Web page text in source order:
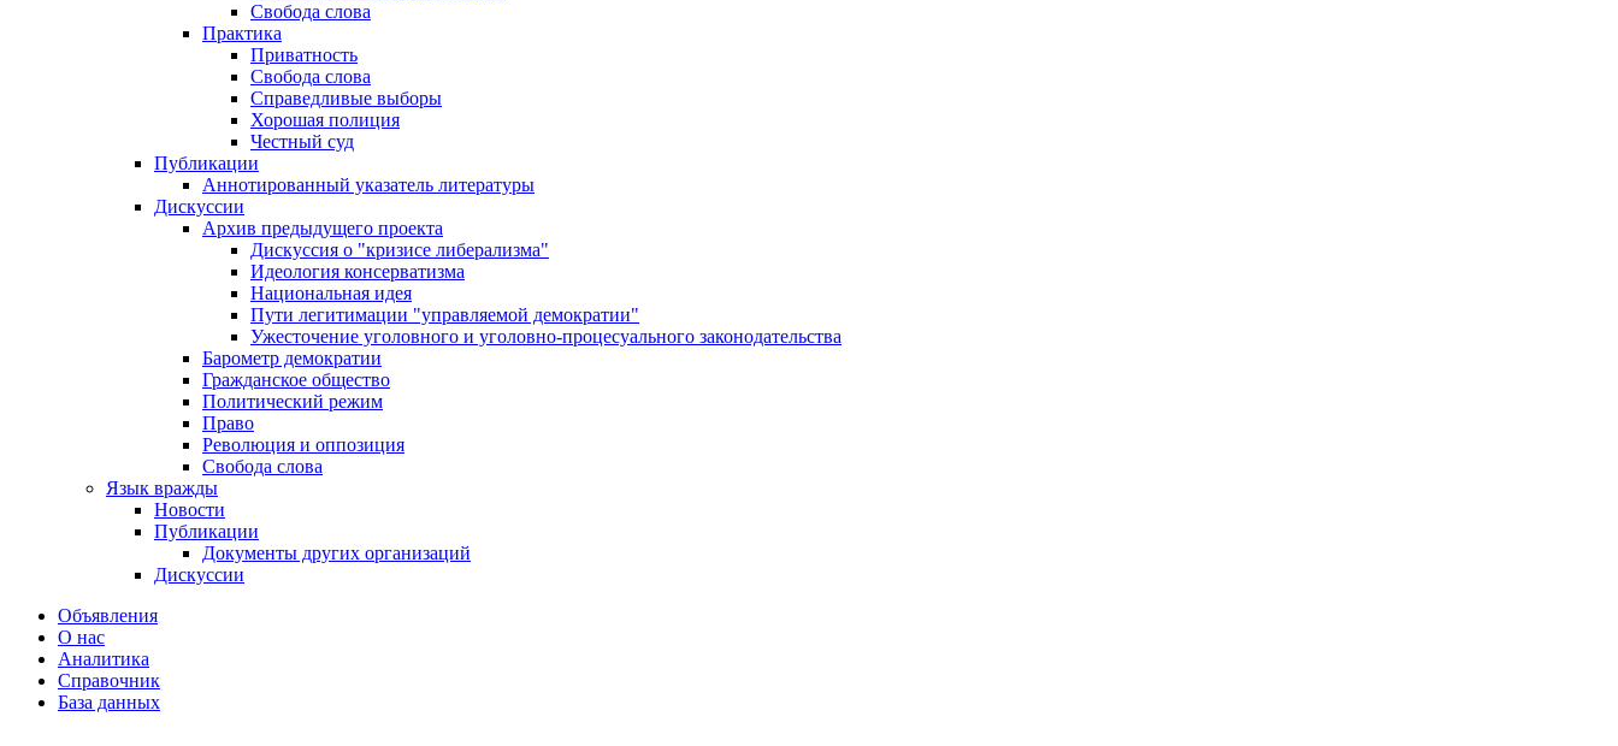
Свобода слова
Практика
Приватность
Свобода слова
Справедливые выборы
Хорошая полиция
Честный суд
Публикации
Аннотированный указатель литературы
Дискуссии
Архив предыдущего проекта
Дискуссия о "кризисе либерализма"
Идеология консерватизма
Национальная идея
Пути легитимации "управляемой демократии"
Ужесточение уголовного и уголовно-процесуального законодательства
Барометр демократии
Гражданское общество
Политический режим
Право
Революция и оппозиция
Свобода слова
Язык вражды
Новости
Публикации
Документы других организаций
Дискуссии
Объявления
О нас
Аналитика
Справочник
База данных